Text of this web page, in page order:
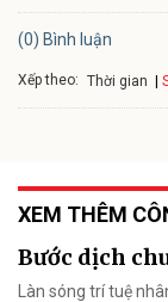
(0) Bình luận
Xếp theo: Thời gian
XEM THÊM
Bước dịch
Làn sóng trí tuệ